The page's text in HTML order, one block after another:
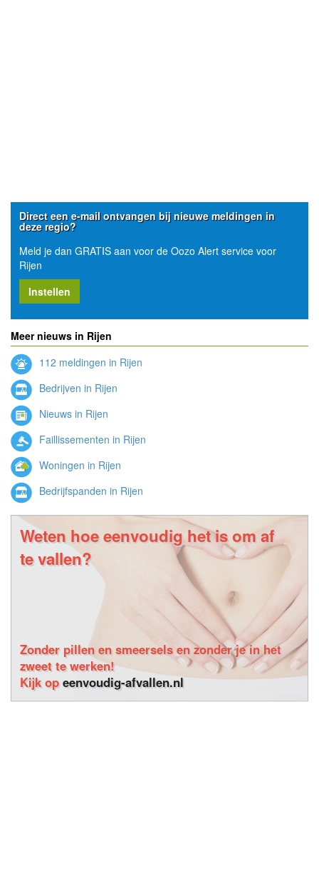
Direct een e-mail ontvangen bij nieuwe meldingen in
deze regio?
Meld je dan GRATIS aan voor de Oozo Alert service voor
Rijen
Instellen
Meer nieuws in Rijen
112 meldingen in Rijen
Bedrijven in Rijen
Nieuws in Rijen
Faillissementen in Rijen
Woningen in Rijen
Bedrijfspanden in Rijen
Weten hoe eenvoudig het is om af
te vallen?
Zonder pillen en smeersels en zonder je in het
zweet te werken!
Kijk opeenvoudig-afvallen.nl